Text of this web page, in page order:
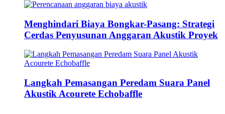
Menghindari Biaya Bongkar-Pasang: Strategi
Cerdas Penyusunan Anggaran Akustik Proyek
Langkah Pemasangan Peredam Suara Panel
Akustik Acourete Echobaffle